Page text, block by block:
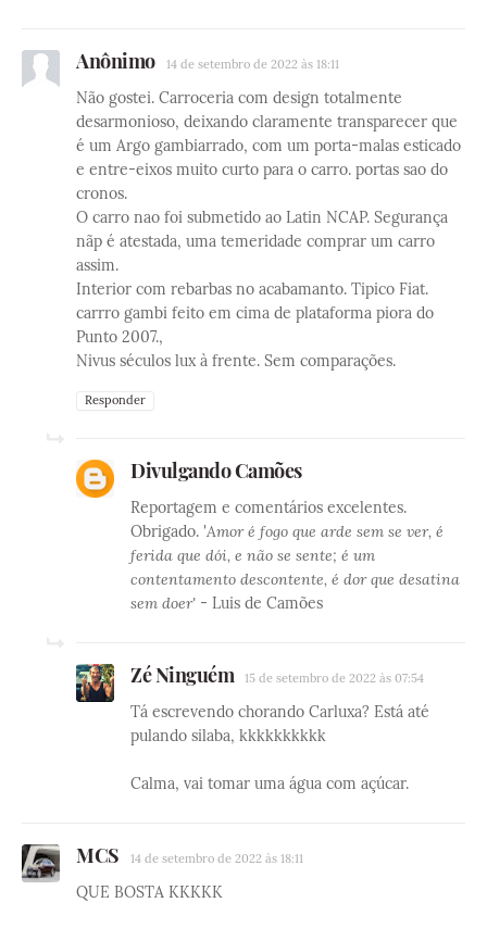
Anônimo 14 de setembro de 2022 às 18:11
Não gostei. Carroceria com design totalmente
desarmonioso, deixando claramente transparecer que
é um Argo gambiarrado, com um porta-malas esticado
e entre-eixos muito curto para o carro. portas sao do
cronos.
O carro nao foi submetido ao Latin NCAP. Segurança
nãp é atestada, uma temeridade comprar um carro
assim.
Interior com rebarbas no acabamanto. Tipico Fiat.
carrro gambi feito em cima de plataforma piora do
Punto 2007.,
Nivus séculos lux à frente. Sem comparações.
Responder
Divulgando Camões
Reportagem e comentários excelentes.
Obrigado. 'Amor é fogo que arde sem se ver, é
ferida que dói, e não se sente; é um
contentamento descontente, é dor que desatina
sem doer' - Luis de Camões
Zé Ninguém 15 de setembro de 2022 às 07:54
Tá escrevendo chorando Carluxa? Está até
pulando silaba, kkkkkkkkkk
Calma, vai tomar uma água com açúcar.
MCS 14 de setembro de 2022 às 18:11
QUE BOSTA KKKKK